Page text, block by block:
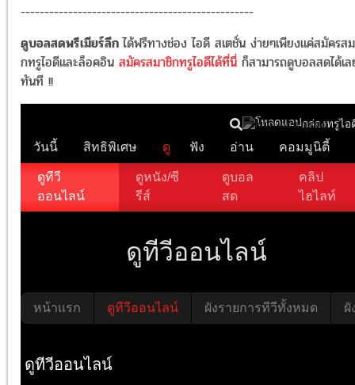
-------------------------------------------------
ดูบอลสดพรีเมียร์ลีกได้ฟรีทางช่อง ไอดี สเตชั่น ง่ายๆเพียงแค่สมัครส
กทรูไอดีและล็อคอิน สมัครสมาชิกทรูไอดีได้ที่นี่ ก็สามารถดูบอลสดได้เ
ทันที !!